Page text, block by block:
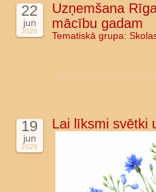
22
jun
2026
Uzņemšana
mācību gadam
Tematiskā grupa:
19
jun
2026
Lai līksmi svētki